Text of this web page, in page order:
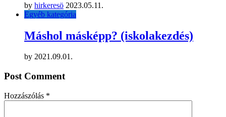
by hirkeresö 2023.05.11.
Egyéb kategória
Máshol másképp? (iskolakezdés)
by 2021.09.01.
Post Comment
Hozzászólás *